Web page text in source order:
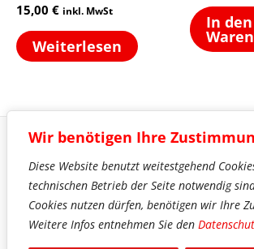
Wir benötigen Ihre
Diese Website benutzt weitestgehend
technischen Betrieb der Seite notwendig
Cookies nutzen dürfen, benötigen wir Ihre
Weitere Infos entnehmen Sie den
15,00 € inkl. MwSt
Weiterlesen
In den
Impressum
Datenschutz
Mitgliedschaft